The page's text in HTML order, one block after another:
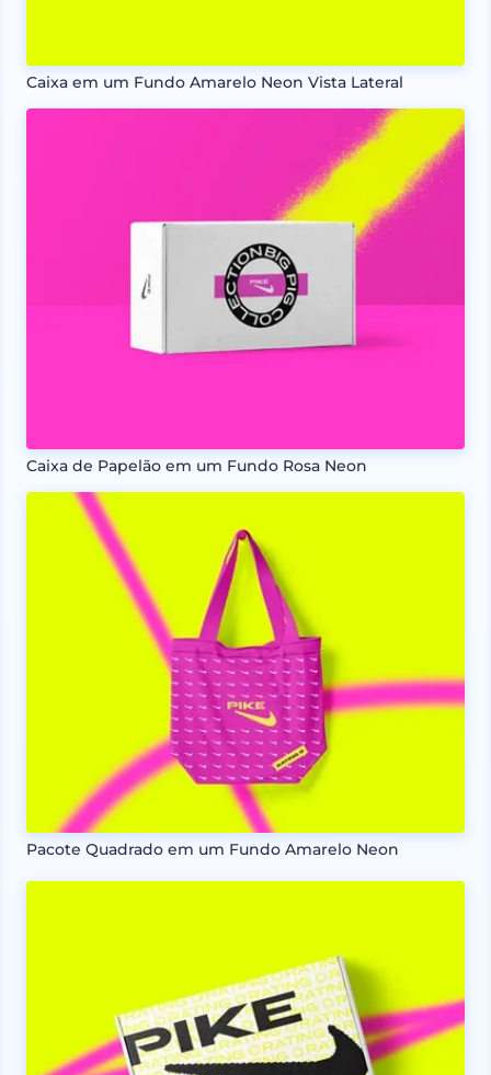
Caixa em um Fundo Amarelo Neon Vista Lateral
Caixa de Papelão em um Fundo Rosa Neon
Pacote Quadrado em um Fundo Amarelo Neon